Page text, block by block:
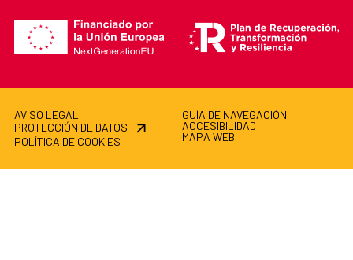
AVISO LEGAL
PROTECCIÓN DE DATOS
POLÍTICA DE COOKIES
GUÍA DE NAVEGACIÓN
ACCESIBILIDAD
MAPA WEB